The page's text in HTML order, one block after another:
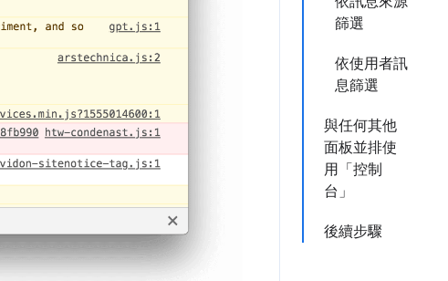
篩選
依使用者訊
息篩選
與任何其他
面板並排使
用「控制
台」
後續步驟